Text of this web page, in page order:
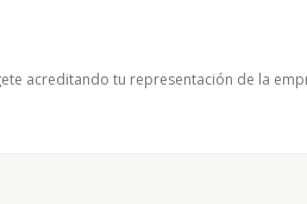
acreditando tu representación de la